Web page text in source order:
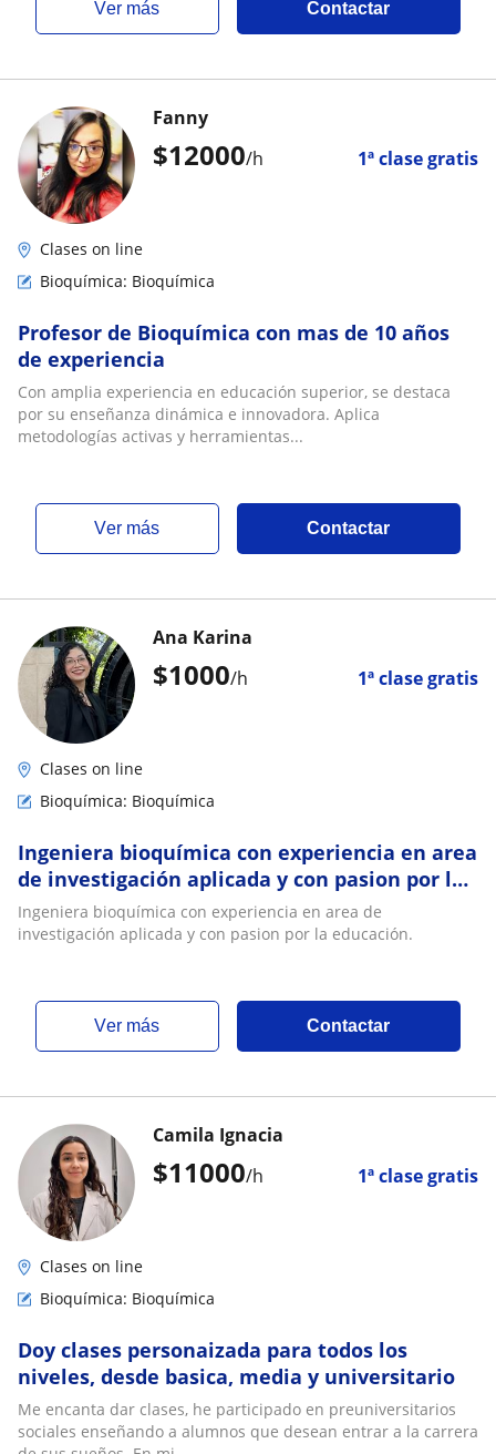
ver más Contactar
$12000/h 1ª clase gratis
Fanny
Clases on line
Bioquímica: Bioquímica
Profesor de Bioquímica con mas de 10 años
de experiencia
Con amplia experiencia en educación superior, se destaca
por su enseñanza dinámica e innovadora. Aplica
metodologías activas y herramientas...
ver más Contactar
$1000/h 1ª clase gratis
Ana Karina
Clases on line
Bioquímica: Bioquímica
Ingeniera bioquímica con experiencia en area
de investigación aplicada y con pasion por la
educación
Ingeniera bioquímica con experiencia en area de
investigación aplicada y con pasion por la educación.
ver más Contactar
$11000/h 1ª clase gratis
Camila Ignacia
Clases on line
Bioquímica: Bioquímica
Doy clases personaizada para todos los
niveles, desde basica, media y universitario
Me encanta dar clases, he participado en preuniversitarios
sociales enseñando a alumnos que desean entrar a la carrera